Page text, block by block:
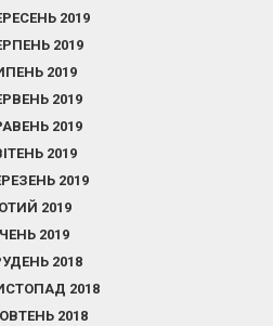
2019
2019
2019
2019
2019
2019
2019
2019
2019
2018
2018
2018